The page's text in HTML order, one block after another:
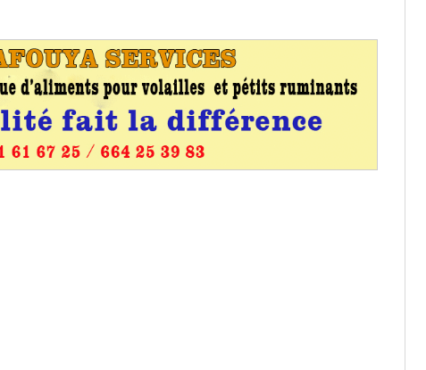
: vos informations à transmettre
provisoires et des